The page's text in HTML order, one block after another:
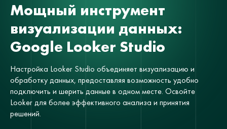
Мощный инструмент
визуализации данных:
Google Looker Studio
Настройка Looker Studio объединяет визуализацию и
обработку данных, предоставляя возможность удобно
подключить и шерить данные в одном месте. Освойте
Looker для более эффективного анализа и принятия
решений.